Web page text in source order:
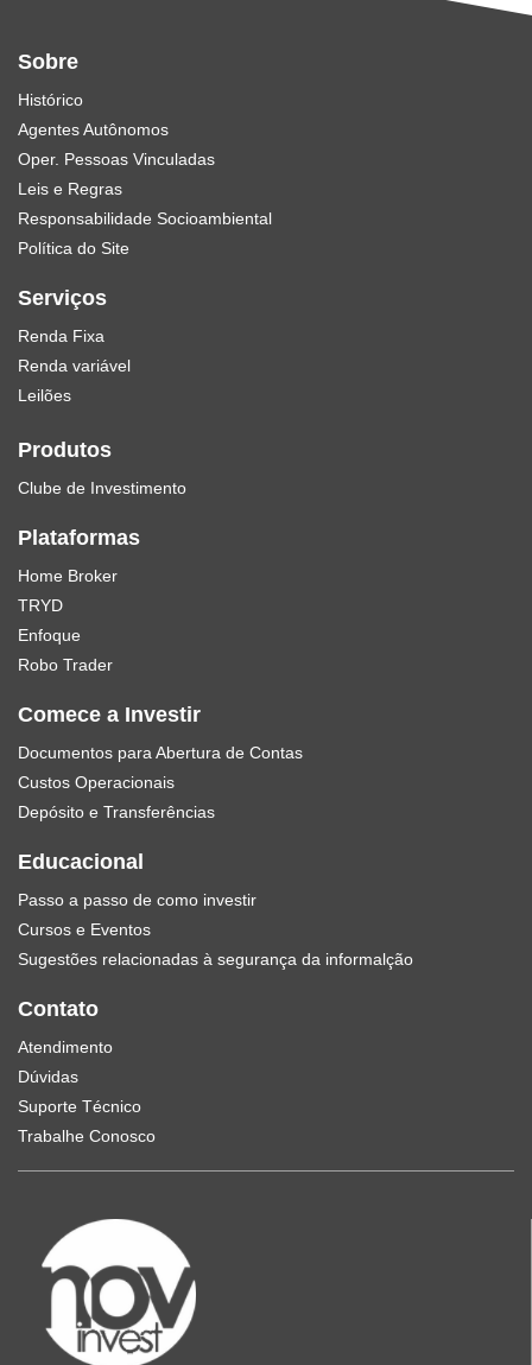
Sobre
Histórico
Agentes Autônomos
Oper. Pessoas Vinculadas
Leis e Regras
Responsabilidade Socioambiental
Política do Site
Serviços
Renda Fixa
Renda variável
Leilões
Produtos
Clube de Investimento
Plataformas
Home Broker
TRYD
Enfoque
Robo Trader
Comece a Investir
Documentos para Abertura de Contas
Custos Operacionais
Depósito e Transferências
Educacional
Passo a passo de como investir
Cursos e Eventos
Sugestões relacionadas à segurança da informalção
Contato
Atendimento
Dúvidas
Suporte Técnico
Trabalhe Conosco